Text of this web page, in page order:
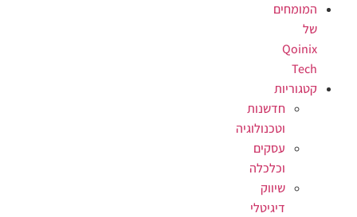
המומחים
של
Qoinix
Tech
קטגוריות
חדשנות
וטכנולוגיה
עסקים
וכלכלה
שיווק
דיגיטלי